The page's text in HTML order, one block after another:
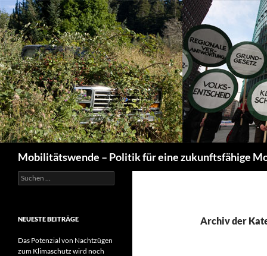
Mobilitätswende – Politik für eine zukunftsfähige
Archiv der
Suchen
nach:
NEUESTE BEITRÄGE
Das Potenzial von Nachtzügen
zum Klimaschutz wird noch